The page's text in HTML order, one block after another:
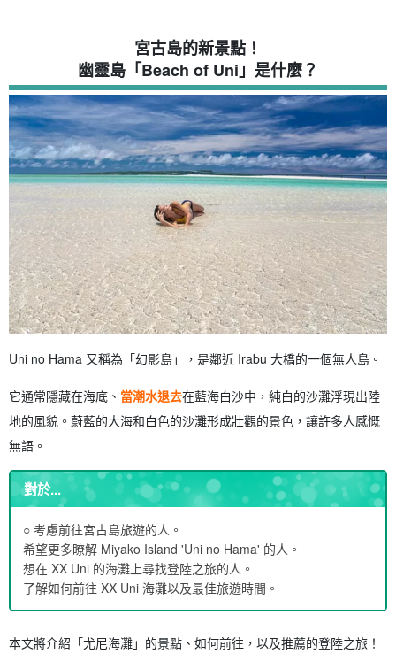
宮古島的新景點！
幽靈島「Beach of Uni」是什麼？
Uni no Hama 又稱為「幻影島」，是鄰近 Irabu 大橋的一個無人島。
它通常隱藏在海底、 當潮水退去在藍海白沙中，純白的沙灘浮現出陸
地的風貌。蔚藍的大海和白色的沙灘形成壯觀的景色，讓許多人感慨
無語。
對於...
○ 考慮前往宮古島旅遊的人。
希望更多瞭解 Miyako Island 'Uni no Hama' 的人。
想在 XX Uni 的海灘上尋找登陸之旅的人。
了解如何前往 XX Uni 海灘以及最佳旅遊時間。
本文將介紹「尤尼海灘」的景點、如何前往，以及推薦的登陸之旅！